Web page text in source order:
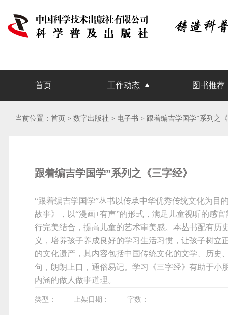
首页 工作动态 图书推荐
当前位置： 首页 > 数字出版社 > 电子书 > 跟着编吉学国学”系列之
跟着编吉学国学”系列之《三字经》
“跟着编吉学国学”丛书以传承中华优秀传统文化为目
故事》，以“漫画+有声”的形式，满足儿童视听的感
行完美结合，提高儿童的艺术审美感。本丛书配有历
义，培养孩子养成良好的学习生活习惯，让孩子树立
的文化遗产，其内容包括中国传统文化的文学、历史
句，朗朗上口，通俗易记。学习《三字经》有助于小
内涵的做人做事道理。
类型： 上架日期： 字数：